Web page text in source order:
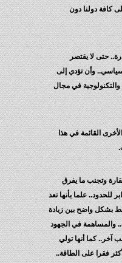
دولنا دون
حتى لا يقتصر
وأن تؤدي إلى
في مجال
القائمة في هذا
وتجنب ما يفرق
علما بأنها تعد
بشكل واضح بين زيادة
في الجهود
كما أنها تولي
فقرا على الطاقة..